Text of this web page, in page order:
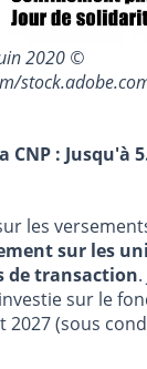
2020 ©
CNP : Jusqu'à
les
sur les
de transaction
sur le
2027 (sous